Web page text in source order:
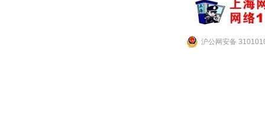
沪公网安备